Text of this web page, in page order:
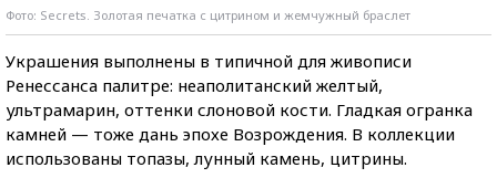
Фото: Secrets. Золотая печатка с цитрином и жемчужный браслет
Украшения выполнены в типичной для живописи
Ренессанса палитре: неаполитанский желтый,
ультрамарин, оттенки слоновой кости. Гладкая огранка
камней — тоже дань эпохе Возрождения. В коллекции
использованы топазы, лунный камень, цитрины.